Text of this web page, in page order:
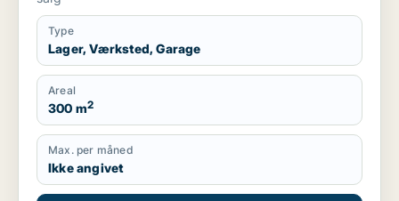
Type
Lager, Værksted, Garage
Areal
300 m2
Max. per måned
Ikke angivet